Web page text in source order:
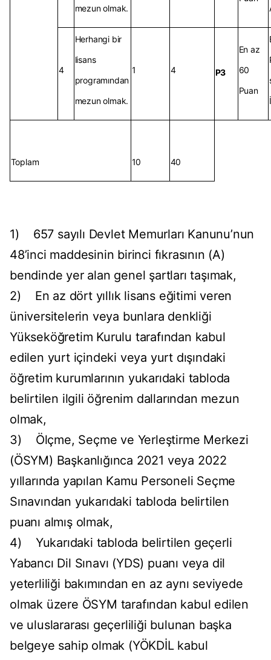
mezun olmak.
4
Herhangi bir
lisans
programından
mezun olmak.
1 4 P3
En az
60
Puan
Toplam 10 40
1) 657 sayılı Devlet Memurları Kanunu’nun
48’inci maddesinin birinci fıkrasının (A)
bendinde yer alan genel şartları taşımak,
2) En az dört yıllık lisans eğitimi veren
üniversitelerin veya bunlara denkliği
Yükseköğretim Kurulu tarafından kabul
edilen yurt içindeki veya yurt dışındaki
öğretim kurumlarının yukarıdaki tabloda
belirtilen ilgili öğrenim dallarından mezun
olmak,
3) Ölçme, Seçme ve Yerleştirme Merkezi
(ÖSYM) Başkanlığınca 2021 veya 2022
yıllarında yapılan Kamu Personeli Seçme
Sınavından yukarıdaki tabloda belirtilen
puanı almış olmak,
4) Yukarıdaki tabloda belirtilen geçerli
Yabancı Dil Sınavı (YDS) puanı veya dil
yeterliliği bakımından en az aynı seviyede
olmak üzere ÖSYM tarafından kabul edilen
ve uluslararası geçerliliği bulunan başka
belgeye sahip olmak (YÖKDİL kabul